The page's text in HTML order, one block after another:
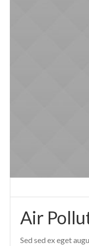
Air
Sed sed ex eget